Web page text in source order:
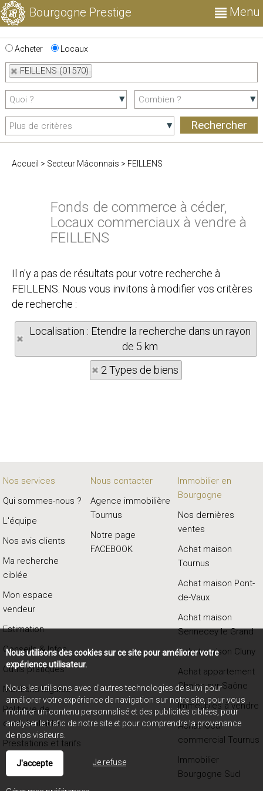
Bourgogne Prestige Menu
Acheter Locaux
FEILLENS (01570)
Accueil > Secteur Mâconnais > FEILLENS
Fonds de commerce à céder,
Locaux commerciaux à vendre à
FEILLENS
Il n'y a pas de résultats pour votre recherche à
FEILLENS. Nous vous invitons à modifier vos critères
de recherche :
Localisation : Etendre la recherche dans un rayon
de 5 km
2 Types de biens
Nos services
Qui sommes-nous ?
L'équipe
Nos avis clients
Ma recherche
ciblée
Mon espace
vendeur
Estimation
Conseils & Infos
Outils pratiques
Mentions légales
Politique de
confidentialité
Prestations et tarifs
Nous contacter
Agence immobilière
Tournus
Notre page
FACEBOOK
Immobilier en
Bourgogne
Nos dernières
ventes
Achat maison
Tournus
Achat maison Pont-
de-Vaux
Achat maison
Sennecey le Grand
Achat maison Cluny
Achat appartement
Chalon-sur-Saône
Immeubles à vendre
Achat local
commercial Tournus
Immobilier
Bourgogne Sud
Nous utilisons des cookies sur ce site pour améliorer votre
expérience utilisateur.
Nous les utilisons avec d'autres technologies de suivi pour
améliorer votre expérience de navigation sur notre site, pour vous
montrer un contenu personnalisé et des publicités ciblées, pour
analyser le trafic de notre site et pour comprendre la provenance
de nos visiteurs.
J'accepte Je refuse